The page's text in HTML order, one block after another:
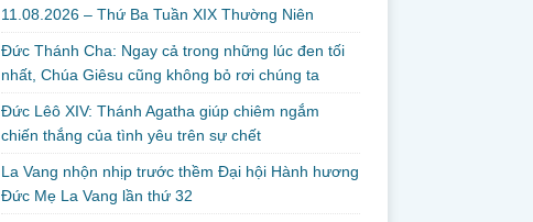
11.08.2026 – Thứ Ba Tuần XIX Thường Niên
Đức Thánh Cha: Ngay cả trong những lúc đen tối
nhất, Chúa Giêsu cũng không bỏ rơi chúng ta
Đức Lêô XIV: Thánh Agatha giúp chiêm ngắm
chiến thắng của tình yêu trên sự chết
La Vang nhộn nhịp trước thềm Đại hội Hành hương
Đức Mẹ La Vang lần thứ 32